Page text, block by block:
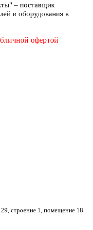
– поставщик
и оборудования в
офертой
строение 1, помещение 18